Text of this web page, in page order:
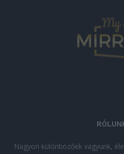
Nagyon különbözőek vagyunk,